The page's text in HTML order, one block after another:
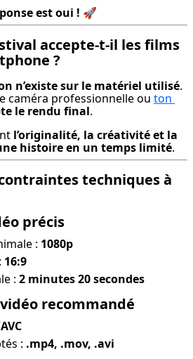
est oui ! 🚀
accepte-t-il les films
?
n’existe sur le matériel utilisé.
caméra professionnelle ou ton
le rendu final.
l’originalité, la créativité et la
histoire en un temps limité.
techniques à
précis
: 1080p
16:9
: 2 minutes 20 secondes
recommandé
: .mp4, .mov, .avi